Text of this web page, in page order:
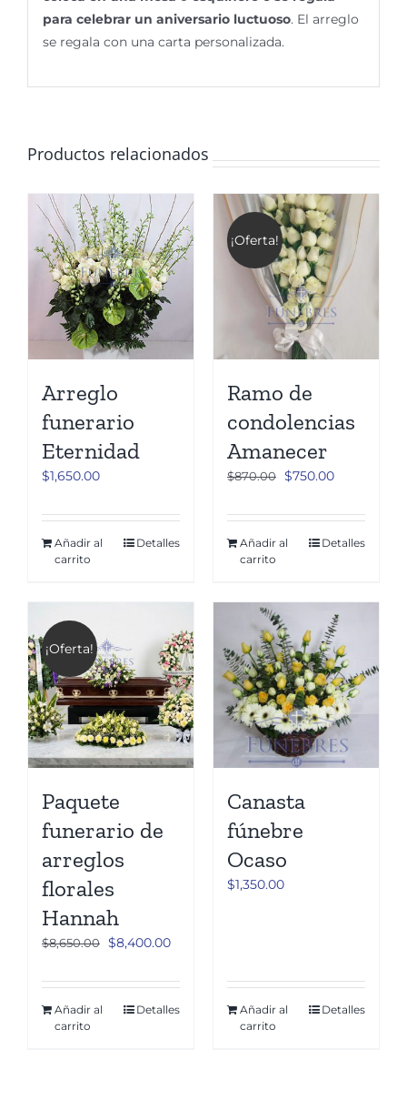
para celebrar un aniversario luctuoso. El arreglo
se regala con una carta personalizada.
Productos relacionados
Arreglo
funerario
Eternidad
$1,650.00
Añadir al
carrito
Detalles
¡Oferta!
Ramo de
condolencias
Amanecer
$870.00 El
original
era:
$750.00El
actual
es:
Añadir al
carrito
Detalles
¡Oferta!
Paquete
funerario de
arreglos
florales
Hannah
$8,650.00 El
original
era:
$8,400.00El
actual
es:
Añadir al
carrito
Detalles
Canasta
fúnebre
Ocaso
$1,350.00
Añadir al
carrito
Detalles